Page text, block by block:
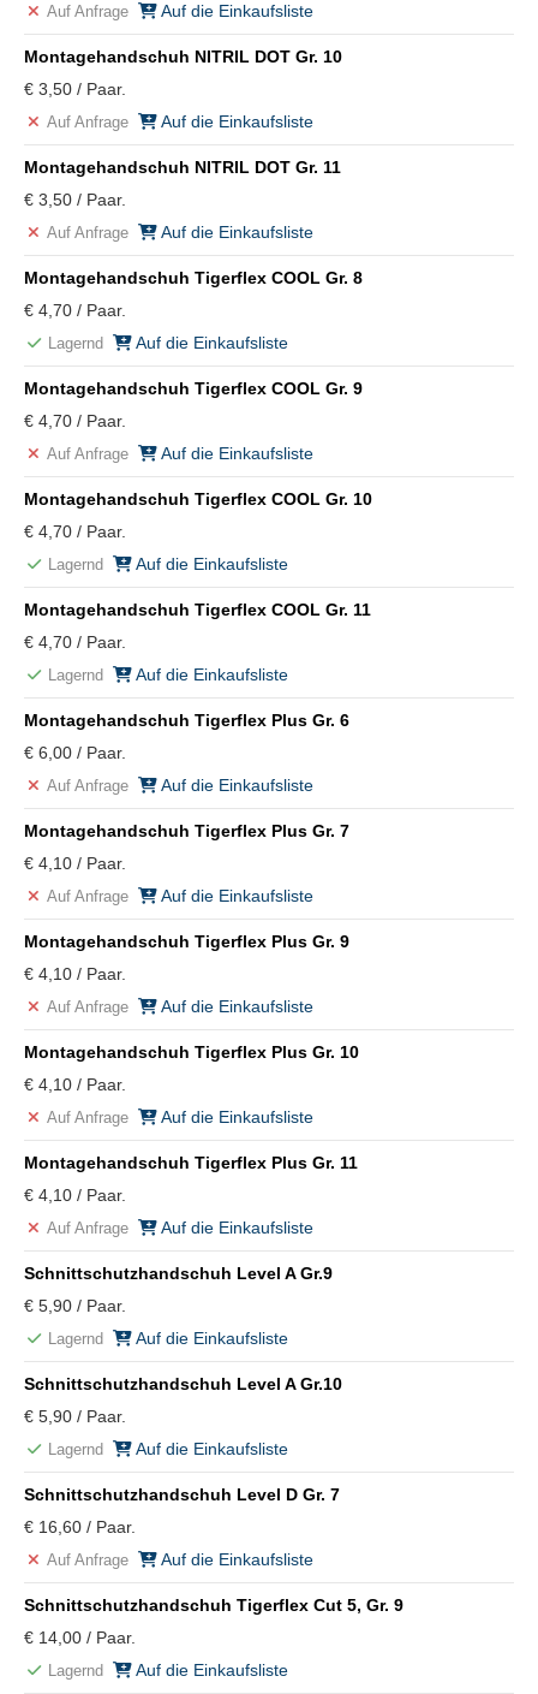
Auf Anfrage Auf die Einkaufsliste
Montagehandschuh NITRIL DOT Gr. 10
€ 3,50 / Paar.
Auf Anfrage Auf die Einkaufsliste
Montagehandschuh NITRIL DOT Gr. 11
€ 3,50 / Paar.
Auf Anfrage Auf die Einkaufsliste
Montagehandschuh Tigerflex COOL Gr. 8
€ 4,70 / Paar.
Lagernd Auf die Einkaufsliste
Montagehandschuh Tigerflex COOL Gr. 9
€ 4,70 / Paar.
Auf Anfrage Auf die Einkaufsliste
Montagehandschuh Tigerflex COOL Gr. 10
€ 4,70 / Paar.
Lagernd Auf die Einkaufsliste
Montagehandschuh Tigerflex COOL Gr. 11
€ 4,70 / Paar.
Lagernd Auf die Einkaufsliste
Montagehandschuh Tigerflex Plus Gr. 6
€ 6,00 / Paar.
Auf Anfrage Auf die Einkaufsliste
Montagehandschuh Tigerflex Plus Gr. 7
€ 4,10 / Paar.
Auf Anfrage Auf die Einkaufsliste
Montagehandschuh Tigerflex Plus Gr. 9
€ 4,10 / Paar.
Auf Anfrage Auf die Einkaufsliste
Montagehandschuh Tigerflex Plus Gr. 10
€ 4,10 / Paar.
Auf Anfrage Auf die Einkaufsliste
Montagehandschuh Tigerflex Plus Gr. 11
€ 4,10 / Paar.
Auf Anfrage Auf die Einkaufsliste
Schnittschutzhandschuh Level A Gr.9
€ 5,90 / Paar.
Lagernd Auf die Einkaufsliste
Schnittschutzhandschuh Level A Gr.10
€ 5,90 / Paar.
Lagernd Auf die Einkaufsliste
Schnittschutzhandschuh Level D Gr. 7
€ 16,60 / Paar.
Auf Anfrage Auf die Einkaufsliste
Schnittschutzhandschuh Tigerflex Cut 5, Gr. 9
€ 14,00 / Paar.
Lagernd Auf die Einkaufsliste